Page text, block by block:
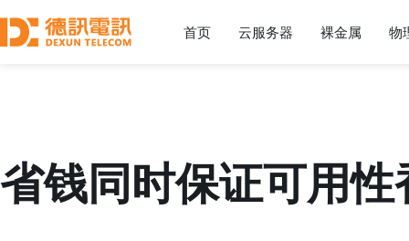
首页 云服务器 裸金属 物
省钱同时保证可用